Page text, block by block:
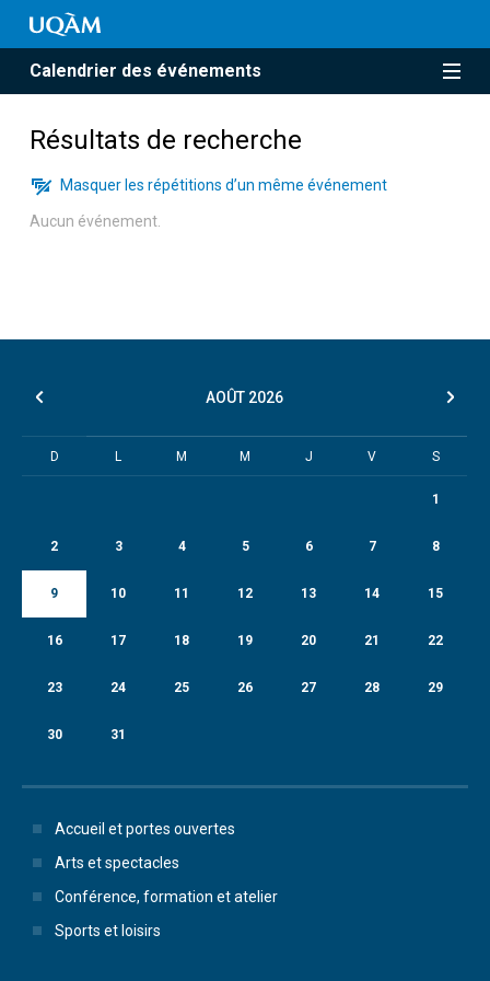
Calendrier des événements
Résultats de recherche
Masquer les répétitions d’un même événement
Aucun événement.
AOÛT 2026
D L M M J V S
1
2 3 4 5 6 7 8
9 10 11 12 13 14 15
16 17 18 19 20 21 22
23 24 25 26 27 28 29
30 31
Accueil et portes ouvertes
Arts et spectacles
Conférence, formation et atelier
Sports et loisirs